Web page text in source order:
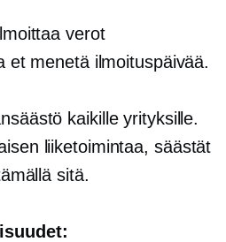
verot
et menetä ilmoituspäivää.
kaikille yrityksille.
liiketoimintaa, säästät
sitä.